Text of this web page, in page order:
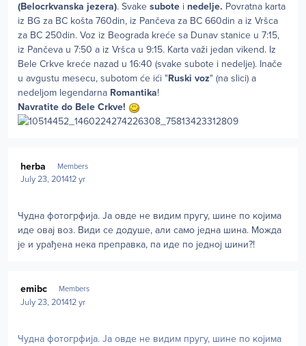
(Belocrkvanska jezera). Svake subote i nedelje. Povratna karta
iz BG za BC košta 760din, iz Pančeva za BC 660din a iz Vršca
za BC 250din. Voz iz Beograda kreće sa Dunav stanice u 7:15,
iz Pančeva u 7:50 a iz Vršca u 9:15. Karta važi jedan vikend. Iz
Bele Crkve kreće nazad u 16:40 (svake subote i nedelje). Inače
u avgustu mesecu, subotom će ići "Ruski voz" (na slici) a
nedeljom legendarna Romantika!
Navratite do Bele Crkve!
herba Members
July 23, 201412 yr
Чудна фотогрфија. Ја овде не видим пругу, шине по којима
иде овај воз. Види се додуше, али само једна шина. Можда
је и урађена нека преправка, па иде по једној шини?!
emibc Members
July 23, 201412 yr
Чудна фотогрфија. Ја овде не видим пругу, шине по којима